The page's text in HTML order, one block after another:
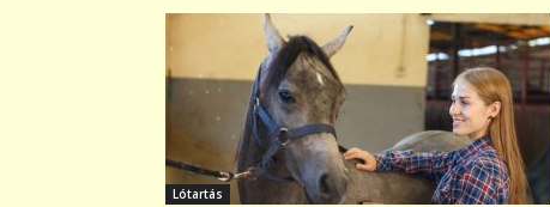
Lótartás